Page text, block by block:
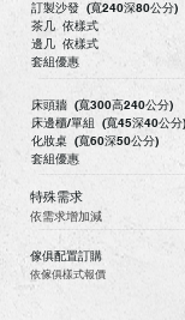
訂製沙發 (寬240深80公分)
茶几 依樣式
​邊几 依樣式
​套組優惠
床頭牆 (寬300高240公分)
床邊櫃/單組 (寬45深40公分)
​化妝桌 (寬60深50公分)
​套組優惠
特殊需求
依需求增加減
傢俱配置訂購
依傢俱樣式報價